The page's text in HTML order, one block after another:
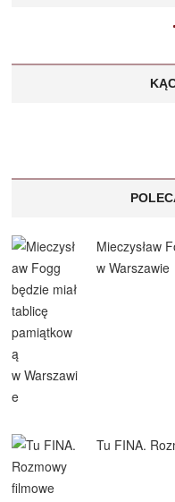
Mieczysław
w Warszawie
Tu FINA.